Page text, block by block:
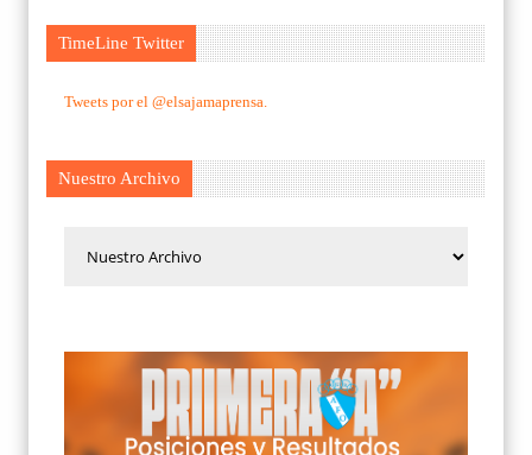
TimeLine Twitter
Tweets por el @elsajamaprensa.
Nuestro Archivo